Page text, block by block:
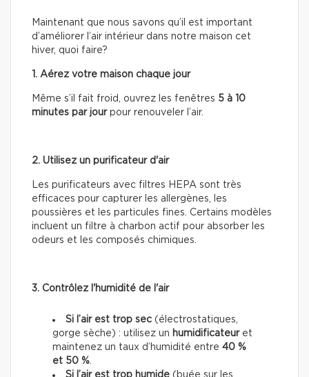
Maintenant que nous savons qu’il est important
d’améliorer l’air intérieur dans notre maison cet
hiver, quoi faire?
1. Aérez votre maison chaque jour
Même s’il fait froid, ouvrez les fenêtres 5 à 10
minutes par jourpour renouveler l’air.
2. Utilisez un purificateur d'air
Les purificateurs avec filtres HEPA sont très
efficaces pour capturer les allergènes, les
poussières et les particules fines. Certains modèles
incluent un filtre à charbon actif pour absorber les
odeurs et les composés chimiques.
3. Contrôlez l'humidité de l'air
Si l’air est trop sec (électrostatiques,
gorge sèche) : utilisez un humidificateuret
maintenez un taux d’humidité entre 40 %
et 50 %.